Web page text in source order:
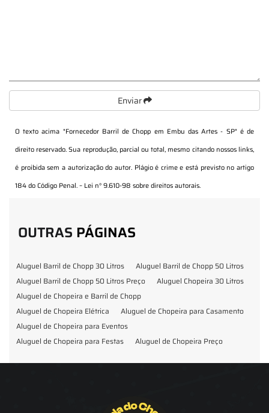
Enviar
O texto acima "Fornecedor Barril de Chopp em Embu das Artes - SP" é de
direito reservado. Sua reprodução, parcial ou total, mesmo citando nossos links,
é proibida sem a autorização do autor. Plágio é crime e está previsto no artigo
184 do Código Penal. – Lei n° 9.610-98 sobre direitos autorais.
OUTRAS PÁGINAS
Aluguel Barril de Chopp 30 Litros
Aluguel Barril de Chopp 50 Litros
Aluguel Barril de Chopp 50 Litros Preço
Aluguel Chopeira 30 Litros
Aluguel de Chopeira e Barril de Chopp
Aluguel de Chopeira Elétrica
Aluguel de Chopeira para Casamento
Aluguel de Chopeira para Eventos
Aluguel de Chopeira para Festas
Aluguel de Chopeira Preço
Chopp Festas e Eventos